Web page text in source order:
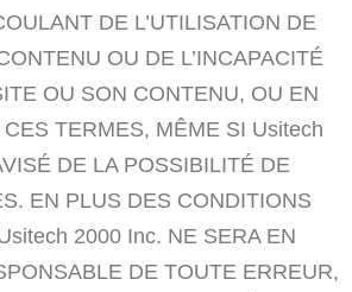
DE L’UTILISATION DE
OU DE L’INCAPACITÉ
OU SON CONTENU, OU EN
TERMES, MÊME SI Usitech
DE LA POSSIBILITÉ DE
EN PLUS DES CONDITIONS
2000 Inc. NE SERA EN
DE TOUTE ERREUR,